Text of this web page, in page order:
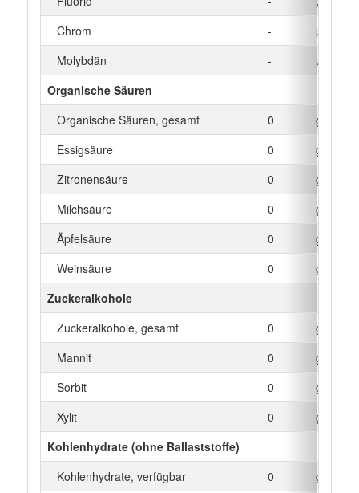
Chrom
-
µg
Molybdän
-
µg
Organische Säuren
Organische Säuren, gesamt
0
g
Essigsäure
0
g
Zitronensäure
0
g
Milchsäure
0
g
Äpfelsäure
0
g
Weinsäure
0
g
Zuckeralkohole
Zuckeralkohole, gesamt
0
g
Mannit
0
g
Sorbit
0
g
Xylit
0
g
Kohlenhydrate (ohne Ballaststoffe)
Kohlenhydrate, verfügbar
0
g